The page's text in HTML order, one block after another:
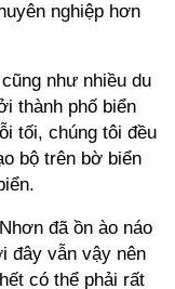
nghiệp hơn
như nhiều du
thành phố biển
tối, chúng tôi đều
bộ trên bờ biển
đã ồn ào náo
đây vẫn vậy nên
có thể phải rất